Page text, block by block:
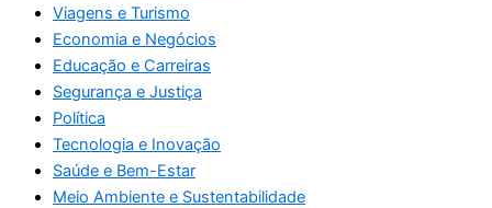
Viagens e Turismo
Economia e Negócios
Educação e Carreiras
Segurança e Justiça
Política
Tecnologia e Inovação
Saúde e Bem-Estar
Meio Ambiente e Sustentabilidade